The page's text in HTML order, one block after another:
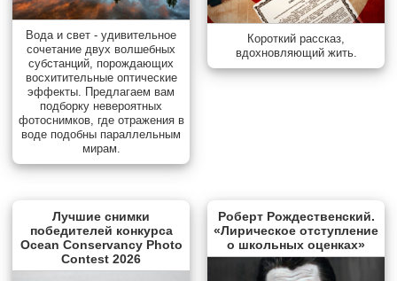
Вода и свет - удивительное
сочетание двух волшебных
субстанций, порождающих
восхитительные оптические
эффекты. Предлагаем вам
подборку невероятных
фотоснимков, где отражения в
воде подобны параллельным
мирам.
Короткий рассказ,
вдохновляющий жить.
Лучшие снимки
победителей конкурса
Ocean Conservancy Photo
Contest 2026
Роберт Рождественский.
«Лирическое отступление
о школьных оценках»